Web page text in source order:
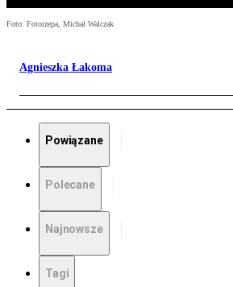
Foto: Fotorzepa, Michał Walczak
Agnieszka Łakoma
Powiązane
Polecane
Najnowsze
Tagi